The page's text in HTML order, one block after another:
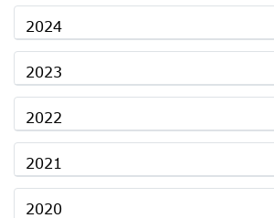
2024
2023
2022
2021
2020